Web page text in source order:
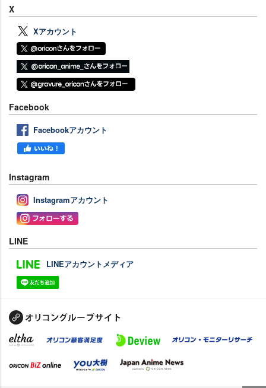
X
Xアカウント
Facebook
Facebookアカウント
Instagram
Instagramアカウント
LINE
LINEアカウントメディア